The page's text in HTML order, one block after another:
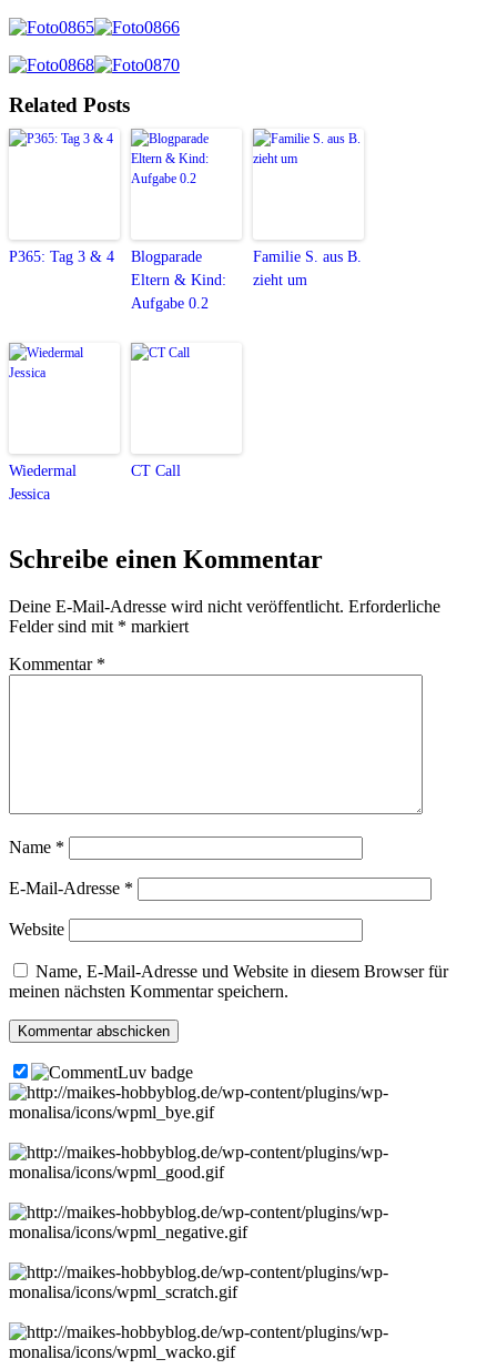
Related Posts
P365: Tag 3 & 4
Blogparade
Eltern & Kind:
Aufgabe 0.2
Familie S. aus B.
zieht um
Wiedermal
Jessica
CT Call
Schreibe einen Kommentar
Deine E-Mail-Adresse wird nicht veröffentlicht. Erforderliche
Felder sind mit * markiert
Kommentar *
Name *
E-Mail-Adresse *
Website
Name, E-Mail-Adresse und Website in diesem Browser für
meinen nächsten Kommentar speichern.